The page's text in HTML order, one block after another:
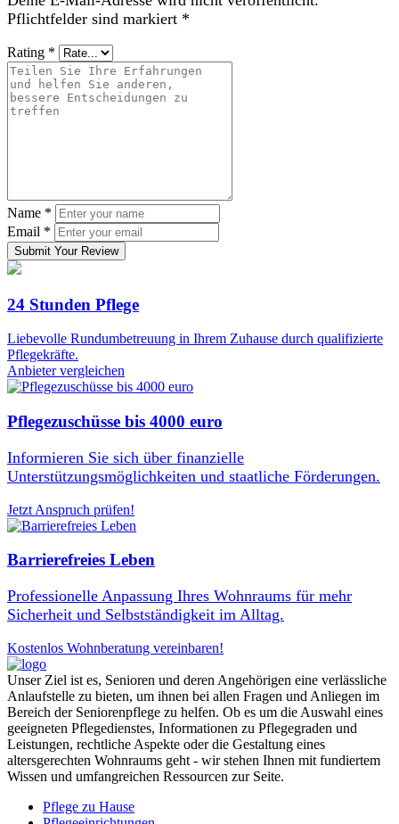
Pflichtfelder sind markiert *
Rating *
Name *
Email *
Submit Your Review
24 Stunden Pflege
Liebevolle Rundumbetreuung in Ihrem Zuhause durch qualifizierte
Pflegekräfte.
Anbieter vergleichen
Pflegezuschüsse bis 4000 euro
Informieren Sie sich über finanzielle
Unterstützungsmöglichkeiten und staatliche Förderungen.
Jetzt Anspruch prüfen!
Barrierefreies Leben
Professionelle Anpassung Ihres Wohnraums für mehr
Sicherheit und Selbstständigkeit im Alltag.
Kostenlos Wohnberatung vereinbaren!
Unser Ziel ist es, Senioren und deren Angehörigen eine verlässliche
Anlaufstelle zu bieten, um ihnen bei allen Fragen und Anliegen im
Bereich der Seniorenpflege zu helfen. Ob es um die Auswahl eines
geeigneten Pflegedienstes, Informationen zu Pflegegraden und
Leistungen, rechtliche Aspekte oder die Gestaltung eines
altersgerechten Wohnraums geht - wir stehen Ihnen mit fundiertem
Wissen und umfangreichen Ressourcen zur Seite.
Pflege zu Hause